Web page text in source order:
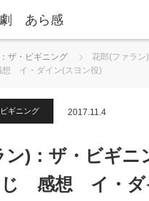
劇 あら感
ザ・ビギニング
花郎(ファラン
イ・ダイン(スヨン役)
ギニング 2017.11.4
ン)：ザ・ビギニ
感想 イ・ダ